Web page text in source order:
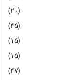
(۲۰)
(۴۵)
(۱۵)
(۱۵)
(۴۷)